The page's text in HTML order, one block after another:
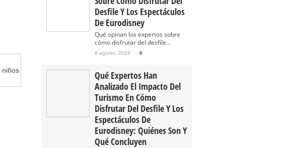
Desfile Y Los Espectáculos
De Eurodisney
Qué opinan los expertos sobre
cómo disfrutar del desfile...
8 agosto, 2026 0
Qué Expertos Han
Analizado El Impacto Del
Turismo En Cómo
Disfrutar Del Desfile Y Los
Espectáculos De
Eurodisney: Quiénes Son Y
Qué Concluyen